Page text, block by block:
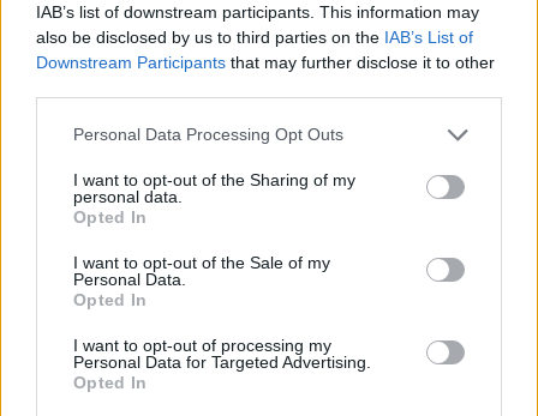
IAB’s list of downstream participants. This information may
also be disclosed by us to third parties on the IAB’s List of
Downstream Participants that may further disclose it to other
Please note that this website/app uses one or more Google
not limited to your visit or usage behaviour. You may click to
grant or deny consent to Google and its third-party tags to
use your data for below specified purposes in below Google
consent section.
Personal Data Processing Opt Outs
I want to opt-out of the Sharing of my
personal data.
Opted In
I want to opt-out of the Sale of my
Personal Data.
Opted In
I want to opt-out of processing my
Personal Data for Targeted Advertising.
Opted In